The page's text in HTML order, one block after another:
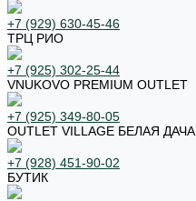
+7 (929) 630-45-46
ТРЦ РИО
+7 (925) 302-25-44
VNUKOVO PREMIUM OUTLET
+7 (925) 349-80-05
OUTLET VILLAGE БЕЛАЯ ДАЧА
+7 (928) 451-90-02
БУТИК